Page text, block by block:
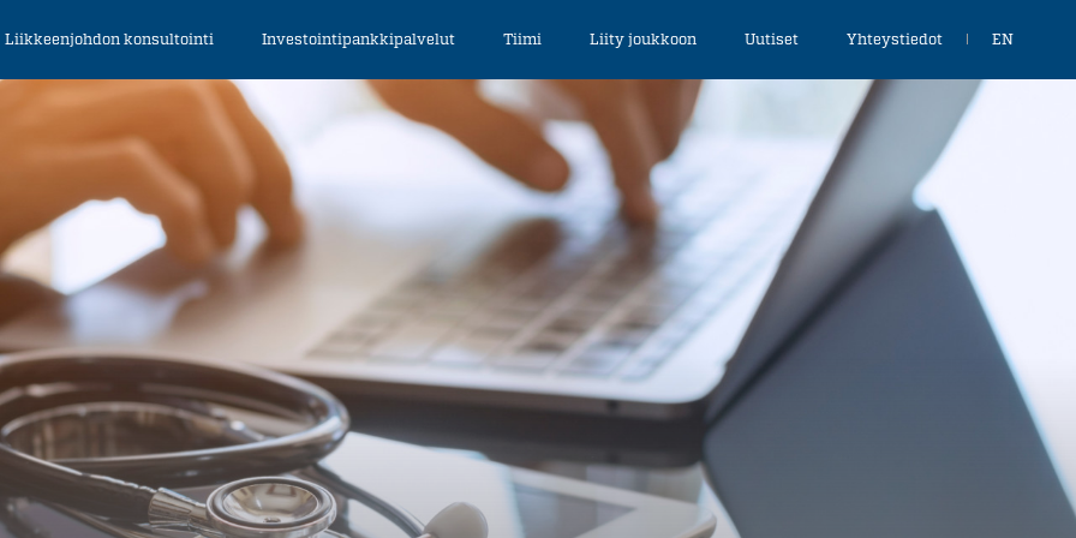
Liikkeenjohdon konsultointi Investointipankkipalvelut Tiimi Liity joukkoon Uutiset Yhteystiedot
language
EN